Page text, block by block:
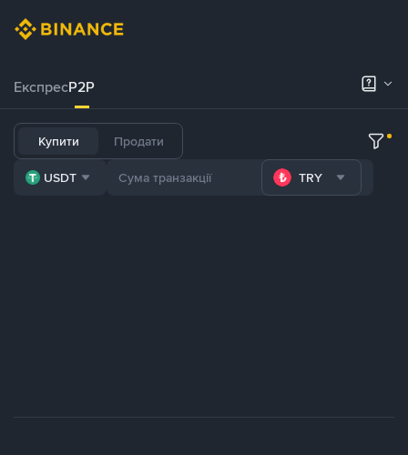
ЕкспресP2P
Купити Продати
USDT TRY